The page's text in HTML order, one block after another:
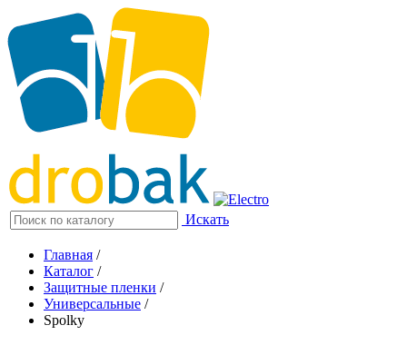
Искать
Главная /
Каталог /
Защитные пленки /
Универсальные /
Spolky